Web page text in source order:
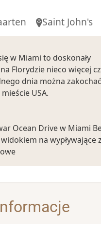
Saint John's
w Miami to doskonały
Florydzie nieco więcej
dnia można
USA.
Ocean Drive w Miami
na wypływające z